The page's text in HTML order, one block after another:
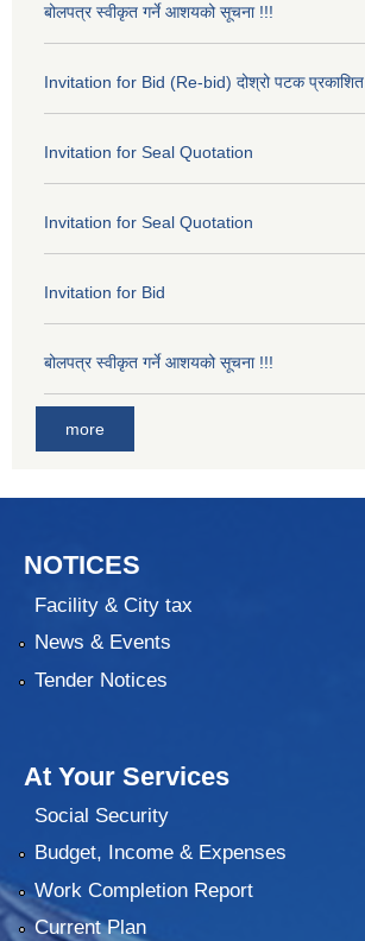
बोलपत्र स्वीकृत गर्ने आशयको सूचना !!!
Invitation for Bid (Re-bid) दोश्रो पटक प्रकाशित
Invitation for Seal Quotation
Invitation for Seal Quotation
Invitation for Bid
बोलपत्र स्वीकृत गर्ने आशयको सूचना !!!
more
NOTICES
Facility & City tax
News & Events
Tender Notices
At Your Services
Social Security
Budget, Income & Expenses
Work Completion Report
Current Plan